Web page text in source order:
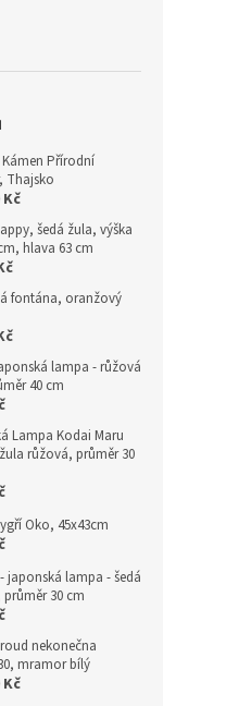
Přírodní
Thajsko
Kč
šedá žula, výška
hlava 63 cm
fontána, oranžový
lampa - růžová
40 cm
Lampa Kodai Maru
růžová, průměr 30
Oko, 45x43cm
japonská lampa - šedá
průměr 30 cm
nekonečna
mramor bílý
Kč